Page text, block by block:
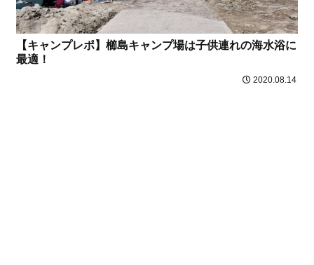
【キャンプレポ】櫛島キャンプ場は子供連れの海水浴に
最適！
2020.08.14